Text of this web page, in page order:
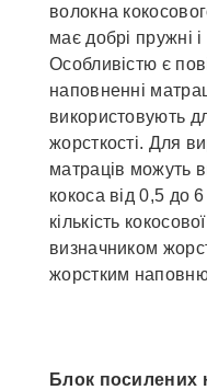
волокна
має добрі пружні
Особливістю є
наповненні
використовують
жорсткості. Для
матраців можуть
кокоса від 0,5 до
кількість
визначником
жорстким
Блок посилених